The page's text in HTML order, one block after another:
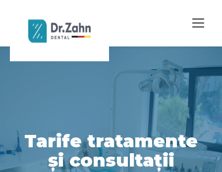
Tarife tratamente
și consultații